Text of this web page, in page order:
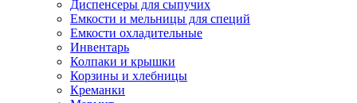
Диспенсеры для сыпучих
Емкости и мельницы для специй
Емкости охладительные
Инвентарь
Колпаки и крышки
Корзины и хлебницы
Креманки